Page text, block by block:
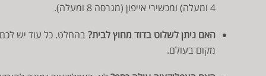
4 ומעלה) ומכשירי אייפון (מגרסה 8 ומעלה).
האם ניתן לשלוט בדוד מחוץ לבית?בהחלט. כל עוד יש
מקום בעולם.